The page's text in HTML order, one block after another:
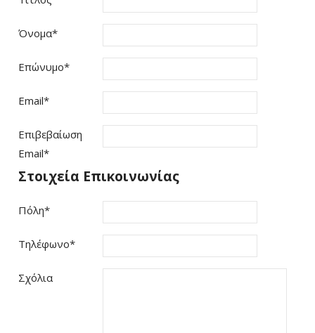
Όνομα*
Επώνυμο*
Email*
Επιβεβαίωση
Email*
Στοιχεία Επικοινωνίας
Πόλη*
Τηλέφωνο*
Σχόλια